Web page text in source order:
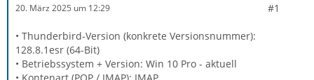
20. März 2025 um 12:29 #1
• Thunderbird-Version (konkrete Versionsnummer):
128.8.1esr (64-Bit)
• Betriebssystem + Version: Win 10 Pro - aktuell